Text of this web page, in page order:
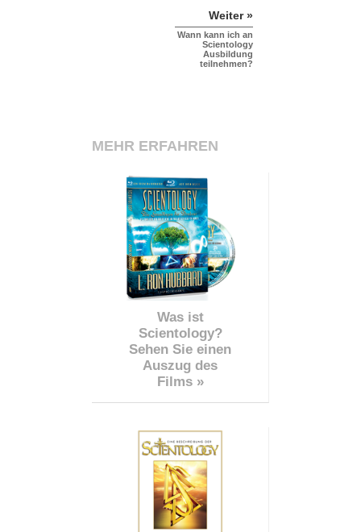
Weiter »
Wann kann ich an
Scientology
Ausbildung
teilnehmen?
MEHR ERFAHREN
Was ist
Scientology?
Sehen Sie einen
Auszug des
Films »